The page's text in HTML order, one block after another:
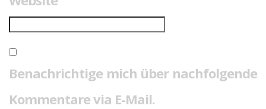
Benachrichtige mich über nachfolgende
Kommentare via E-Mail.